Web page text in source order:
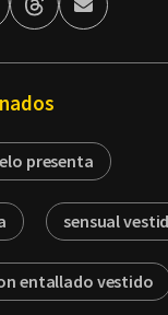
ThreadsEnviar
por
presenta
sensual
entallado vestido